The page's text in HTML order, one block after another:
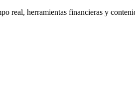
real, herramientas financieras y